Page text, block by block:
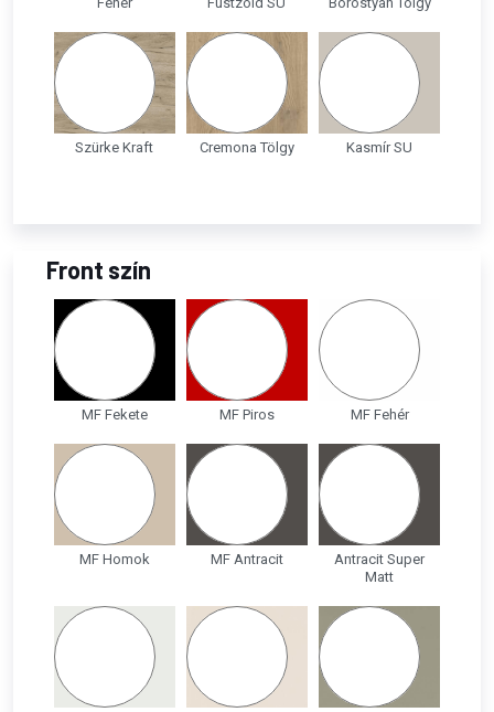
Szürke Kraft Cremona Tölgy Kasmír SU
Front szín
MF Fekete MF Piros MF Fehér
MF Homok MF Antracit
Antracit Super
Matt